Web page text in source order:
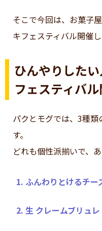
そこで今回は、お菓子
キフェスティバル開催し
ひんやりした
フェスティバ
パクとモグでは、3種
す。
どれも個性派揃いで、
1. ふんわりとけるチー
2. 生 クレームブリュ